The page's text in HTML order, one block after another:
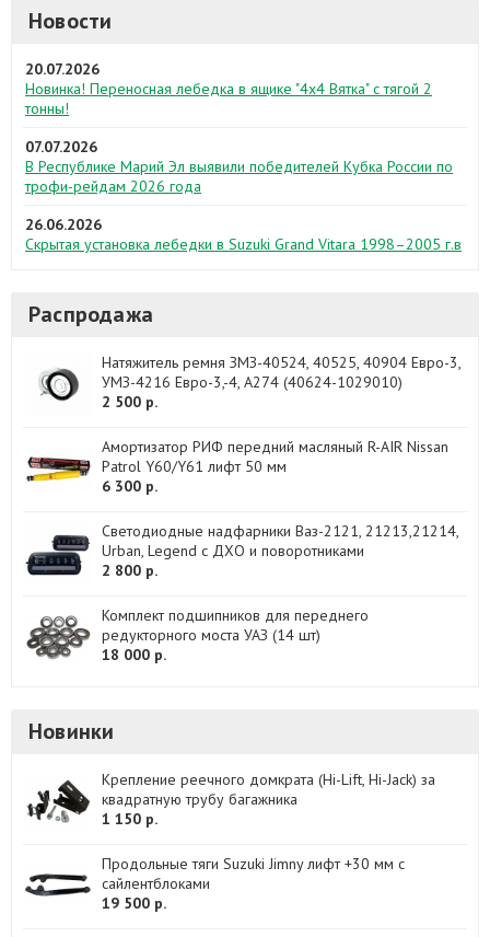
Новости
20.07.2026
Новинка! Переносная лебедка в ящике "4х4 Вятка" с тягой 2
тонны!
07.07.2026
В Республике Марий Эл выявили победителей Кубка России по
трофи-рейдам 2026 года
26.06.2026
Скрытая установка лебедки в Suzuki Grand Vitara 1998–2005 г.в
Распродажа
Натяжитель ремня ЗМЗ-40524, 40525, 40904 Евро-3,
УМЗ-4216 Евро-3,-4, А274 (40624-1029010)
2 500 р.
Амортизатор РИФ передний масляный R-AIR Nissan
Patrol Y60/Y61 лифт 50 мм
6 300 р.
Светодиодные надфарники Ваз-2121, 21213,21214,
Urban, Legend с ДХО и поворотниками
2 800 р.
Комплект подшипников для переднего
редукторного моста УАЗ (14 шт)
18 000 р.
Новинки
Крепление реечного домкрата (Hi-Lift, Hi-Jack) за
квадратную трубу багажника
1 150 р.
Продольные тяги Suzuki Jimny лифт +30 мм с
сайлентблоками
19 500 р.